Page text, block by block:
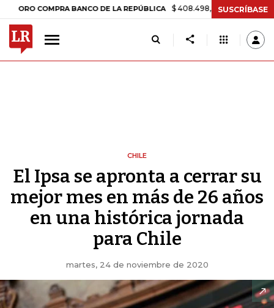
BANCO DE LA REPÚBLICA $ 408.498,97 +$ 8.753,81 +2,19%
SUSCRÍBASE
CHILE
El Ipsa se apronta a cerrar su
mejor mes en más de 26 años
en una histórica jornada
para Chile
martes, 24 de noviembre de 2020